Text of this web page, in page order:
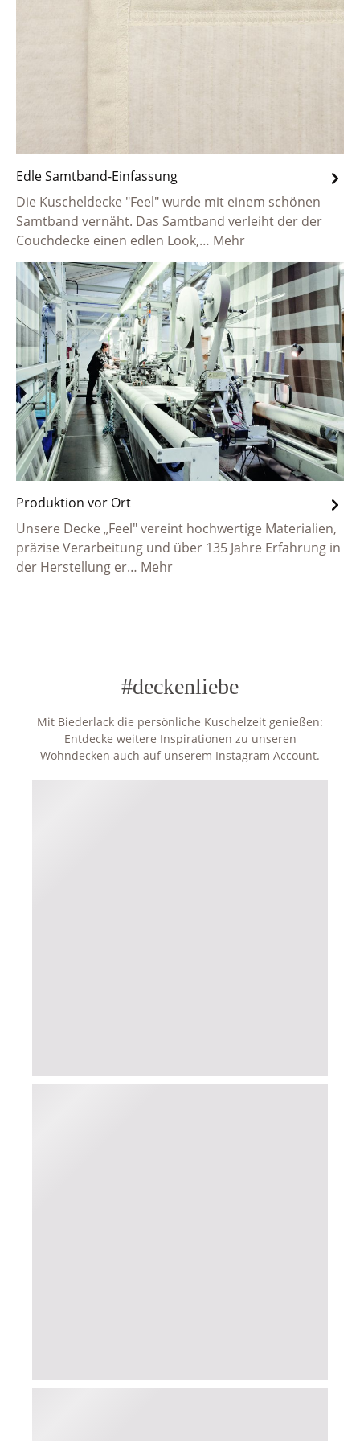
Edle Samtband-Einfassung
Die Kuscheldecke "Feel" wurde mit einem schönen
Samtband vernäht. Das Samtband verleiht der der
Couchdecke einen edlen Look,… Mehr
Produktion vor Ort
Unsere Decke „Feel" vereint hochwertige Materialien,
präzise Verarbeitung und über 135 Jahre Erfahrung in
der Herstellung er… Mehr
#deckenliebe
Mit Biederlack die persönliche Kuschelzeit genießen:
Entdecke weitere Inspirationen zu unseren
Wohndecken auch auf unserem Instagram Account.